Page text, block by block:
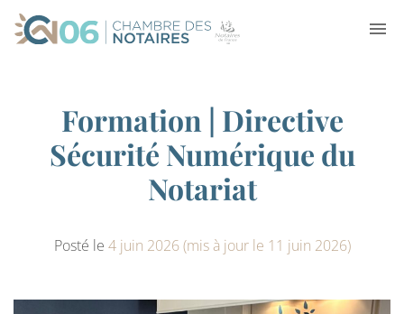
Formation | Directive
Sécurité Numérique du
Notariat
Posté le 4 juin 2026(mis à jour le 11 juin 2026)